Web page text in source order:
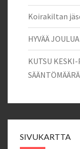
Koirakiltan
HYVÄÄ
KUTSU
SIVUKARTTA